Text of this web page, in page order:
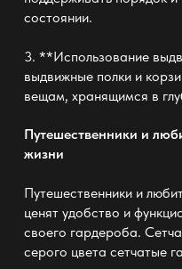
состоянии.
3. **Использование
выдвижные полки и
вещам, хранящимся в
Путешественники и
жизни
Путешественники и
ценят удобство и
своего гардероба.
серого цвета сетчатые